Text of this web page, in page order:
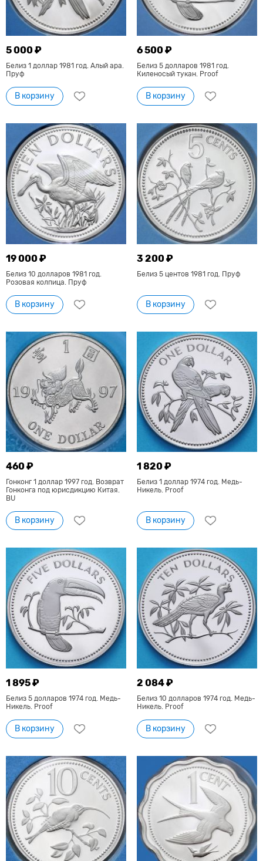
5 000 ₽
Белиз 1 доллар 1981 год. Алый ара.
Пруф
В корзину
6 500 ₽
Белиз 5 долларов 1981 год.
Киленосый тукан. Proof
В корзину
19 000 ₽
Белиз 10 долларов 1981 год.
Розовая колпица. Пруф
В корзину
3 200 ₽
Белиз 5 центов 1981 год. Пруф
В корзину
460 ₽
Гонконг 1 доллар 1997 год. Возврат
Гонконга под юрисдикцию Китая.
BU
В корзину
1 820 ₽
Белиз 1 доллар 1974 год. Медь-
Никель. Proof
В корзину
1 895 ₽
Белиз 5 долларов 1974 год. Медь-
Никель. Proof
В корзину
2 084 ₽
Белиз 10 долларов 1974 год. Медь-
Никель. Proof
В корзину